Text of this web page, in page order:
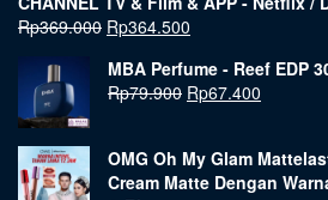
Rp369.000 Rp364.500
MBA Perfume - Reef EDP
Rp79.900 Rp67.400
OMG Oh My Glam
Cream Matte Dengan